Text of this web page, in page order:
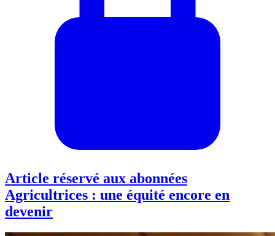
Article réservé aux abonnées
Agricultrices : une équité encore en
devenir